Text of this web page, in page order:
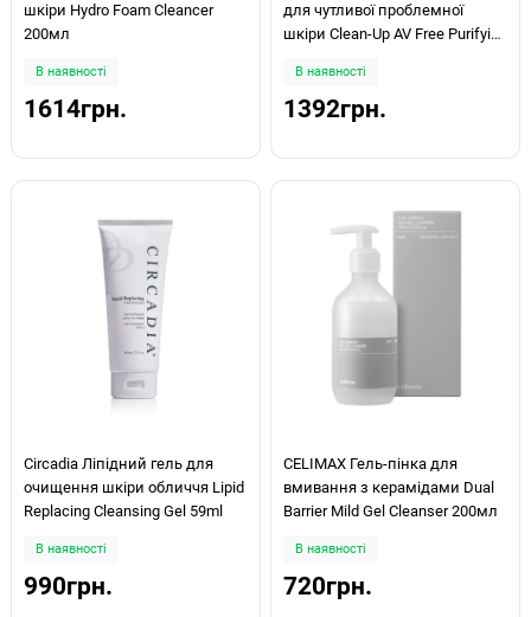
шкіри Hydro Foam Cleancer
200мл
В наявності
1614грн.
для чутливої проблемної
шкіри Clean-Up AV Free Purifying
В наявності
1392грн.
Circadia Ліпідний гель для
очищення шкіри обличчя Lipid
Replacing Cleansing Gel 59ml
В наявності
990грн.
CELIMAX Гель-пінка для
вмивання з керамідами Dual
Barrier Mild Gel Cleanser 200мл
В наявності
720грн.